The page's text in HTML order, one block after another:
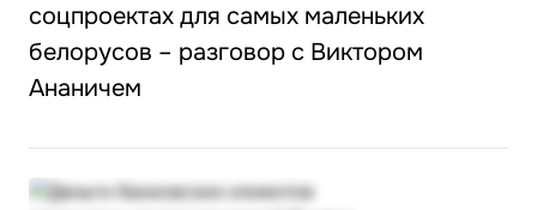
соцпроектах для самых маленьких
белорусов – разговор с Виктором
Ананичем